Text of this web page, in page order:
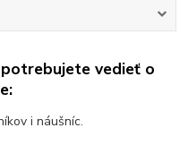
vedieť o
i náušníc.